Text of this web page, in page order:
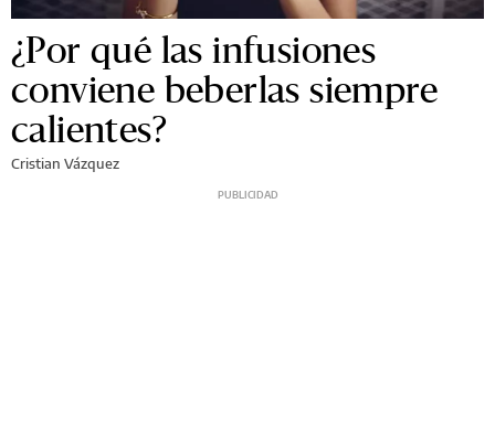
¿Por qué las infusiones
conviene beberlas siempre
calientes?
Cristian Vázquez